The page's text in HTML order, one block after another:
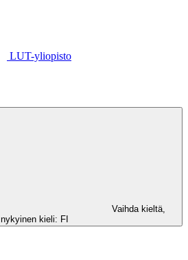
LUT-yliopisto
Vaihda kieltä,
nykyinen kieli: FI